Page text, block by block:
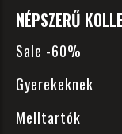
NÉPSZERŰ
Sale -60%
Gyerekeknek
Melltartók